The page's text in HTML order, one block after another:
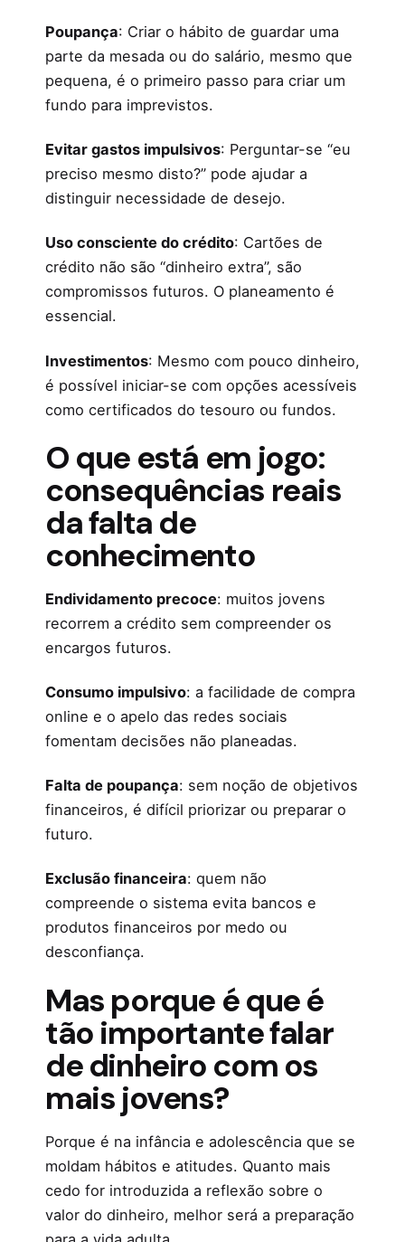
Poupança: Criar o hábito de guardar uma
parte da mesada ou do salário, mesmo que
pequena, é o primeiro passo para criar um
fundo para imprevistos.
Evitar gastos impulsivos: Perguntar-se “eu
preciso mesmo disto?” pode ajudar a
distinguir necessidade de desejo.
Uso consciente do crédito: Cartões de
crédito não são “dinheiro extra”, são
compromissos futuros. O planeamento é
essencial.
Investimentos: Mesmo com pouco dinheiro,
é possível iniciar-se com opções acessíveis
como certificados do tesouro ou fundos.
O que está em jogo:
consequências reais
da falta de
conhecimento
Endividamento precoce: muitos jovens
recorrem a crédito sem compreender os
encargos futuros.
Consumo impulsivo: a facilidade de compra
online e o apelo das redes sociais
fomentam decisões não planeadas.
Falta de poupança: sem noção de objetivos
financeiros, é difícil priorizar ou preparar o
futuro.
Exclusão financeira: quem não
compreende o sistema evita bancos e
produtos financeiros por medo ou
desconfiança.
Mas porque é que é
tão importante falar
de dinheiro com os
mais jovens?
Porque é na infância e adolescência que se
moldam hábitos e atitudes. Quanto mais
cedo for introduzida a reflexão sobre o
valor do dinheiro, melhor será a preparação